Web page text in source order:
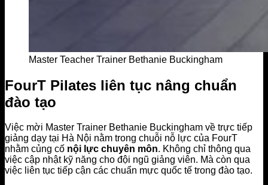
Master Teacher Trainer Bethanie Buckingham
FourT Pilates liên tục nâng chuẩn
đào tạo
Việc mời Master Trainer Bethanie Buckingham về trực tiếp
giảng dạy tại Hà Nội nằm trong chuỗi nỗ lực của FourT
nhằm củng cố nội lực chuyên môn. Không chỉ thông qua
việc cập nhật kỹ năng cho đội ngũ giảng viên. Mà còn qua
việc liên tục tiếp cận các chuẩn mực quốc tế trong đào tạo.